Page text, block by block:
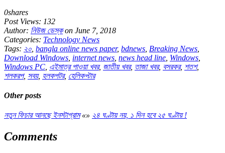
0shares
Post Views: 132
Author: নিউজ ডেস্কon June 7, 2018
Categories: Technology News
Tags: ২০ bangla online news paper, bdnews Breaking News
Download Windows internet news news head line Windows
Windows PC এইমাত্র পাওয়া খবর, জাতীয় খবর, তাজা খবর, বসরকর, শতশ,
শলকরপ, সবয়, হলকপটর, হেলিকপ্টার
Other posts
নতুন ফিচার আনছে ইনস্টাগ্রাম«» ২৪ ঘণ্টায় নয়, ১ দিন হবে ২৫ ঘণ্টায় !
Comments